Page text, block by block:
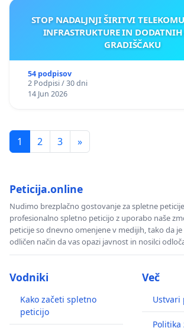
STOP NADALJNJI ŠIRITVI
INFRASTRUKTURE IN
GRADIŠČAKU
54 podpisov
2 Podpisi / 30 dni
14 Jun 2026
1 2 3 »
Peticija.online
Nudimo brezplačno gostovanje za spletne
profesionalno spletno peticijo z uporabo naše
peticije so dnevno omenjene v medijih, tako da
odličen način da vas opazi javnost in nosilci
Vodniki
Kako začeti spletno
peticijo
Več
Ustvari
Politika